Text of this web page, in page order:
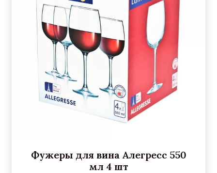
Фужеры для вина Алегресс 550
мл 4 шт